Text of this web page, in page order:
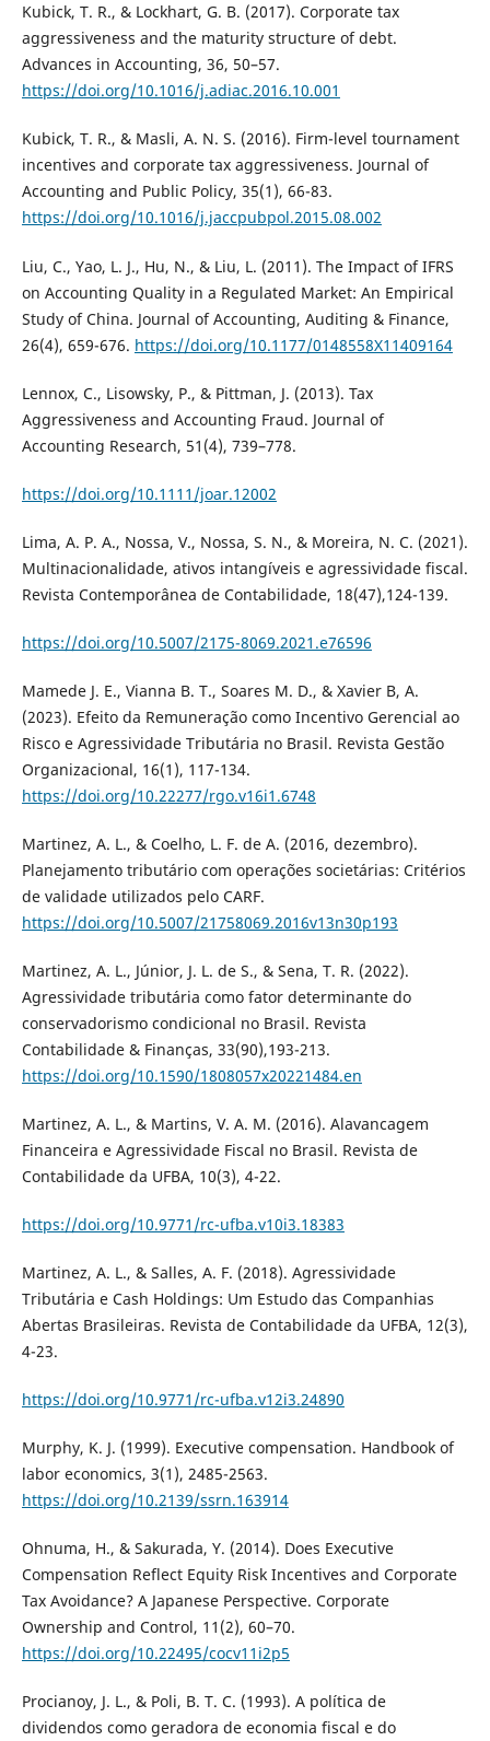
Kubick, T. R., & Lockhart, G. B. (2017). Corporate tax
aggressiveness and the maturity structure of debt.
Advances in Accounting, 36, 50–57.
https://doi.org/10.1016/j.adiac.2016.10.001
Kubick, T. R., & Masli, A. N. S. (2016). Firm-level tournament
incentives and corporate tax aggressiveness. Journal of
Accounting and Public Policy, 35(1), 66-83.
https://doi.org/10.1016/j.jaccpubpol.2015.08.002
Liu, C., Yao, L. J., Hu, N., & Liu, L. (2011). The Impact of IFRS
on Accounting Quality in a Regulated Market: An Empirical
Study of China. Journal of Accounting, Auditing & Finance,
26(4), 659-676. https://doi.org/10.1177/0148558X11409164
Lennox, C., Lisowsky, P., & Pittman, J. (2013). Tax
Aggressiveness and Accounting Fraud. Journal of
Accounting Research, 51(4), 739–778.
https://doi.org/10.1111/joar.12002
Lima, A. P. A., Nossa, V., Nossa, S. N., & Moreira, N. C. (2021).
Multinacionalidade, ativos intangíveis e agressividade fiscal.
Revista Contemporânea de Contabilidade, 18(47),124-139.
https://doi.org/10.5007/2175-8069.2021.e76596
Mamede J. E., Vianna B. T., Soares M. D., & Xavier B, A.
(2023). Efeito da Remuneração como Incentivo Gerencial ao
Risco e Agressividade Tributária no Brasil. Revista Gestão
Organizacional, 16(1), 117-134.
https://doi.org/10.22277/rgo.v16i1.6748
Martinez, A. L., & Coelho, L. F. de A. (2016, dezembro).
Planejamento tributário com operações societárias: Critérios
de validade utilizados pelo CARF.
https://doi.org/10.5007/21758069.2016v13n30p193
Martinez, A. L., Júnior, J. L. de S., & Sena, T. R. (2022).
Agressividade tributária como fator determinante do
conservadorismo condicional no Brasil. Revista
Contabilidade & Finanças, 33(90),193-213.
https://doi.org/10.1590/1808057x20221484.en
Martinez, A. L., & Martins, V. A. M. (2016). Alavancagem
Financeira e Agressividade Fiscal no Brasil. Revista de
Contabilidade da UFBA, 10(3), 4-22.
https://doi.org/10.9771/rc-ufba.v10i3.18383
Martinez, A. L., & Salles, A. F. (2018). Agressividade
Tributária e Cash Holdings: Um Estudo das Companhias
Abertas Brasileiras. Revista de Contabilidade da UFBA, 12(3),
4-23.
https://doi.org/10.9771/rc-ufba.v12i3.24890
Murphy, K. J. (1999). Executive compensation. Handbook of
labor economics, 3(1), 2485-2563.
https://doi.org/10.2139/ssrn.163914
Ohnuma, H., & Sakurada, Y. (2014). Does Executive
Compensation Reflect Equity Risk Incentives and Corporate
Tax Avoidance? A Japanese Perspective. Corporate
Ownership and Control, 11(2), 60–70.
https://doi.org/10.22495/cocv11i2p5
Procianoy, J. L., & Poli, B. T. C. (1993). A política de
dividendos como geradora de economia fiscal e do